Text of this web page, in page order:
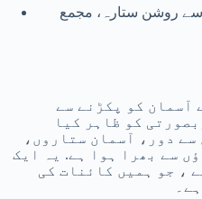
روشن ستارہ، مجمع
آسمان کو پکڑنے سے
کو ظاہر کیا
دور، آسمان ستاروں،
سے بھرا ہوا ہے. یہ ایک
، جو ہمیں کائنات کی